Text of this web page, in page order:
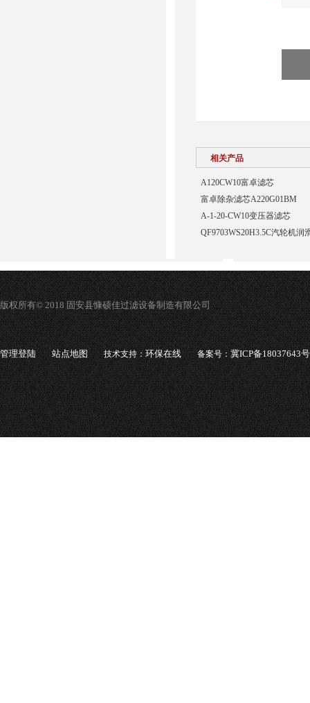
相关产品
A120CW10富卓滤芯
富卓除杂滤芯A220G01BM
A-1-20-CW10变压器滤芯
QF9703WS20H3.5C汽轮机润
版权所有© 2018 固安县慷硕佳过滤设备制造有限公司
管理登陆 站点地图 技术支持：环保在线 备案号：冀ICP备18037643